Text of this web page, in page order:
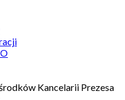
Kancelarii Prezesa